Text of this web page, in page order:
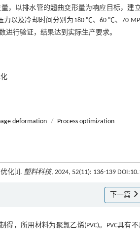
，以排水管的翘曲变形量为响应目标，建
以及冷却时间分别为180 ℃、60 ℃、70
进行验证，结果达到实际生产要求。
deformation / Process optimization
化[J]. 塑料科技, 2024, 52(11): 136-139
下一篇
，所用材料为聚氯乙烯(PVC)。PVC具有